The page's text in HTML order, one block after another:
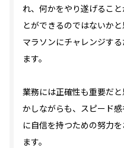
れ、何かをやり遂げるこ
とができるのではないか
マラソンにチャレンジす
ます。
業務には正確性も重要だ
かしながらも、スピード
に自信を持つための努力
ます。